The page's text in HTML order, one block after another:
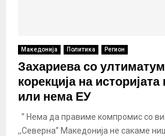
Македонија Политика Регион
Захариева со
корекција на
или нема ЕУ
” Нема да правиме компромис со
,,Северна” Македонија не сакаме